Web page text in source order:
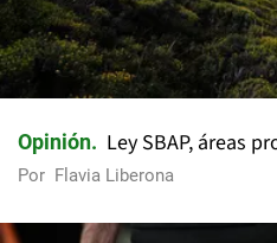
Opinión Ley SBAP, áreas
Por Flavia Liberona